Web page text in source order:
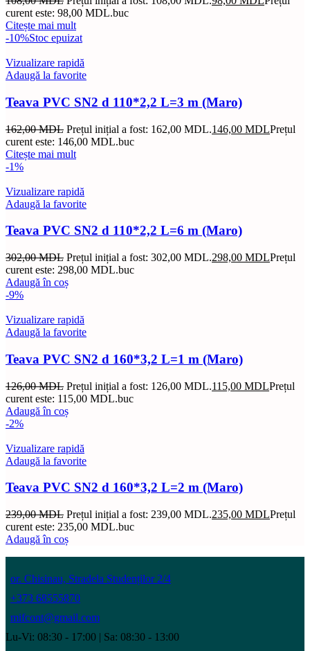
curent este: 98,00 MDL.buc
Citește mai mult
-10%Stoc epuizat
Vizualizare rapidă
Adaugă la favorite
Teava PVC SN2 d 110*2,2 L=3 m (Maro)
162,00MDL Prețul inițial a fost: 162,00 MDL.146,00 MDLPrețul
curent este: 146,00 MDL.buc
Citește mai mult
-1%
Vizualizare rapidă
Adaugă la favorite
Teava PVC SN2 d 110*2,2 L=6 m (Maro)
302,00MDL Prețul inițial a fost: 302,00 MDL.298,00 MDLPrețul
curent este: 298,00 MDL.buc
Adaugă în coș
-9%
Vizualizare rapidă
Adaugă la favorite
Teava PVC SN2 d 160*3,2 L=1 m (Maro)
126,00MDL Prețul inițial a fost: 126,00 MDL.115,00 MDLPrețul
curent este: 115,00 MDL.buc
Adaugă în coș
-2%
Vizualizare rapidă
Adaugă la favorite
Teava PVC SN2 d 160*3,2 L=2 m (Maro)
239,00MDL Prețul inițial a fost: 239,00 MDL.235,00 MDLPrețul
curent este: 235,00 MDL.buc
Adaugă în coș
or. Chisinau, Stradela Studenților 2/4
+373 68555870
mifcont@gmail.com
Lu-Vi: 08:30 - 17:00 | Sa: 08:30 - 13:00